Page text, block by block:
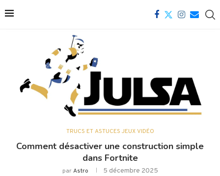
TRUCS ET ASTUCES JEUX VIDÉO
Comment désactiver une construction simple
dans Fortnite
parAstro 5 décembre 2025